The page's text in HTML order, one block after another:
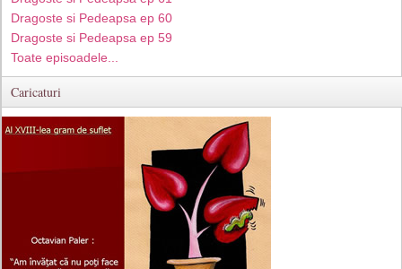
Dragoste si Pedeapsa ep 60
Dragoste si Pedeapsa ep 59
Toate episoadele...
Caricaturi